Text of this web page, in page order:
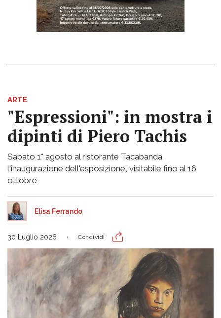
ARTE
"Espressioni": in mostra i
dipinti di Piero Tachis
Sabato 1° agosto al ristorante Tacabanda
l'inaugurazione dell'esposizione, visitabile fino al 16
ottobre
Elisa Ferrando
30 Luglio 2026 Condividi